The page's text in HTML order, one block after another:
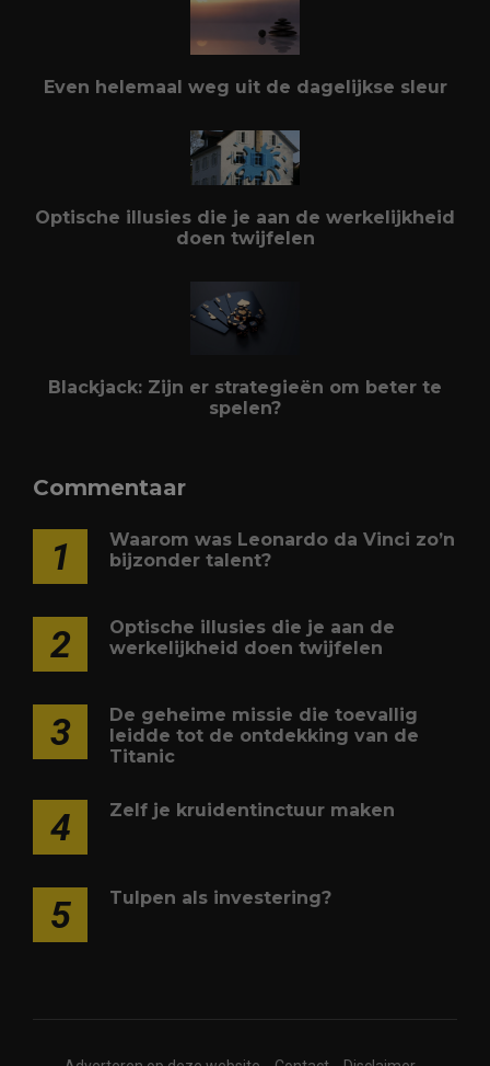
Even helemaal weg uit de dagelijkse sleur
Optische illusies die je aan de werkelijkheid
doen twijfelen
Blackjack: Zijn er strategieën om beter te
spelen?
Commentaar
1
Waarom was Leonardo da Vinci zo’n
bijzonder talent?
2
Optische illusies die je aan de
werkelijkheid doen twijfelen
3
De geheime missie die toevallig
leidde tot de ontdekking van de
Titanic
4 Zelf je kruidentinctuur maken
5 Tulpen als investering?